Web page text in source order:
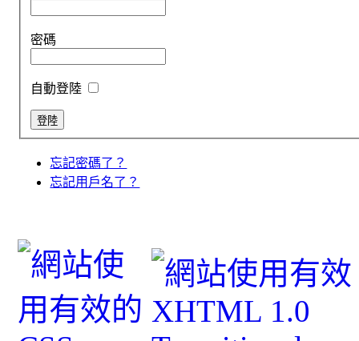
密碼
自動登陸
忘記密碼了？
忘記用戶名了？